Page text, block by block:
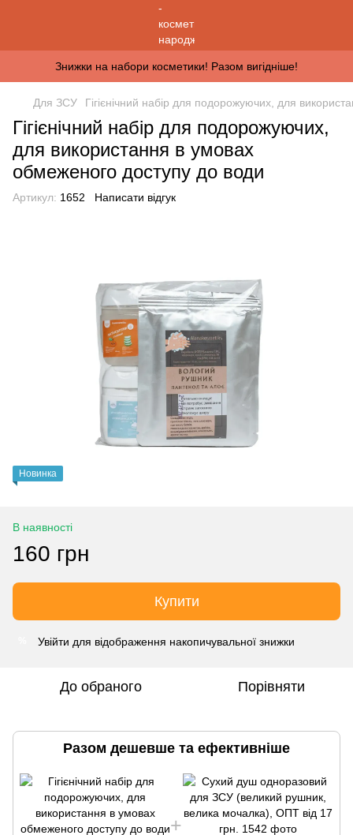
Знижки на набори косметики! Разом вигідніше!
Для ЗСУ Гігієнічний набір для подорожуючих, для
Гігієнічний набір для подорожуючих,
для використання в умовах
обмеженого доступу до води
Артикул: 1652 Написати відгук
Новинка
В наявності
160 грн
Купити
Увійти для відображення накопичувальної знижки
До обраного Порівняти
Разом дешевше та ефективніше